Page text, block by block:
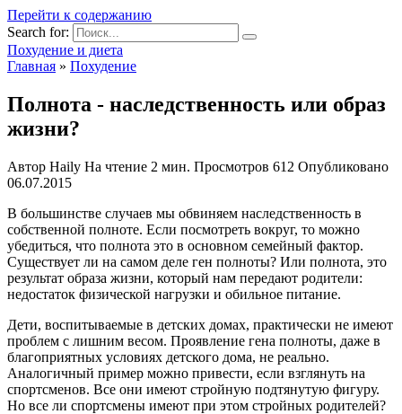
Перейти к содержанию
Search for:
Похудение и диета
Главная » Похудение
Полнота - наследственность или образ
жизни?
Автор Haily На чтение 2 мин. Просмотров 612 Опубликовано
06.07.2015
В большинстве случаев мы обвиняем наследственность в
собственной полноте. Если посмотреть вокруг, то можно
убедиться, что полнота это в основном семейный фактор.
Существует ли на самом деле ген полноты? Или полнота, это
результат образа жизни, который нам передают родители:
недостаток физической нагрузки и обильное питание.
Дети, воспитываемые в детских домах, практически не имеют
проблем с лишним весом. Проявление гена полноты, даже в
благоприятных условиях детского дома, не реально.
Аналогичный пример можно привести, если взглянуть на
спортсменов. Все они имеют стройную подтянутую фигуру.
Но все ли спортсмены имеют при этом стройных родителей?